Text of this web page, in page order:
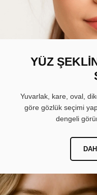
YÜZ
Yuvarlak, kare, oval,
göre gözlük seçimi
dengeli